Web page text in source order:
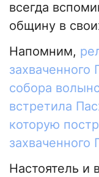
всегда
общину в
Напомним,
собора
встретила
которую
захваченного
Настоятель и